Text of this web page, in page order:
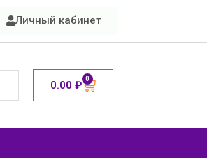
Личный кабинет
0.00 ₽ 0